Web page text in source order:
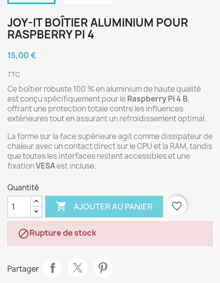
JOY-IT BOÎTIER ALUMINIUM POUR
RASPBERRY PI 4
15,00 €
TTC
Ce boîtier robuste 100 % en aluminium de haute qualité
est conçu spécifiquement pour leRaspberry Pi 4 B,
offrant une protection totale contre les influences
extérieures tout en assurant un refroidissement optimal.
La forme sur la face supérieure agit comme dissipateur de
chaleur avec un contact direct sur le CPU et la RAM, tandis
que toutes les interfaces restent accessibles et une
fixationVESAest incluse.
Quantité
 AJOUTER AU PANIER favorite_border
Rupture de stock
Partager